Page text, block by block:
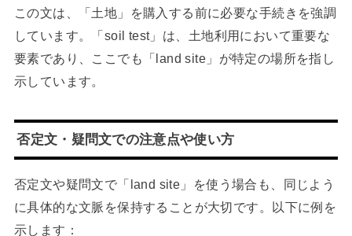
この文は、「土地」を購入する前に必要な手続きを強調
しています。「soil test」は、土地利用において重要な
要素であり、ここでも「land site」が特定の場所を指し
示しています。
否定文・疑問文での注意点や使い方
否定文や疑問文で「land site」を使う場合も、同じよう
に具体的な文脈を保持することが大切です。以下に例を
示します：